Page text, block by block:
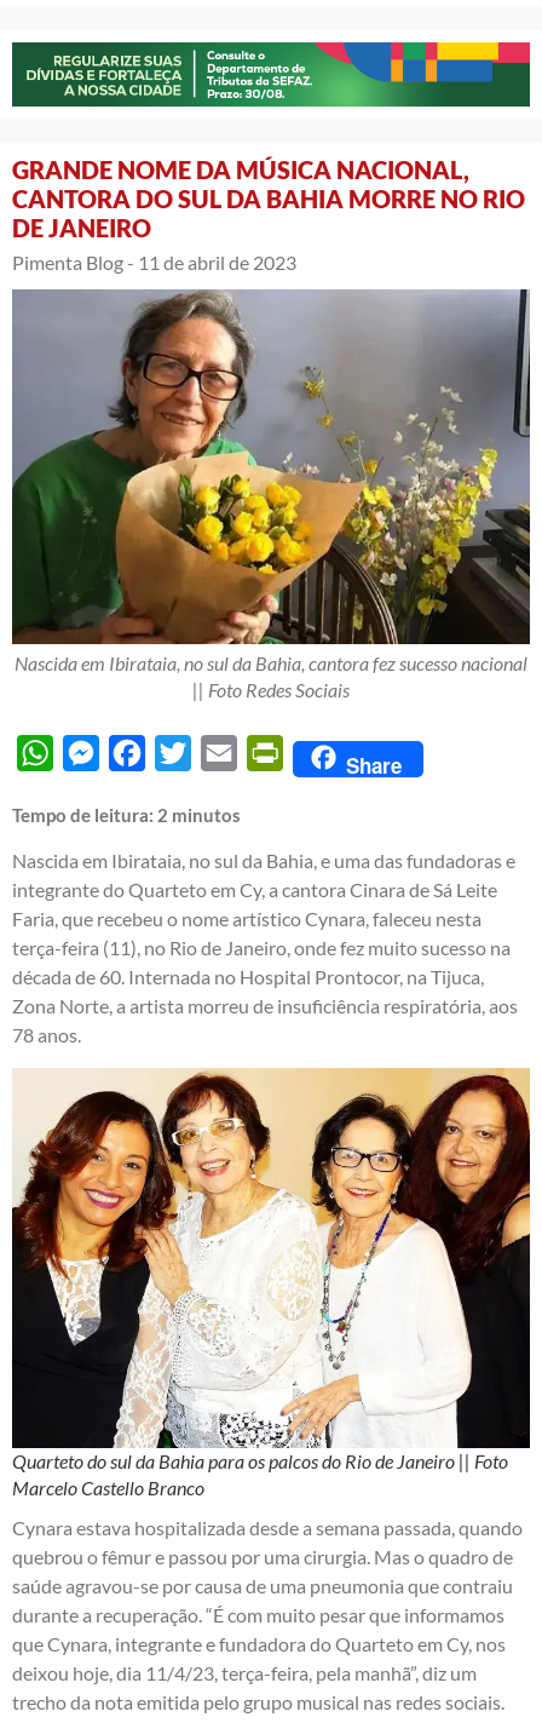
GRANDE NOME DA MÚSICA NACIONAL,
CANTORA DO SUL DA BAHIA MORRE NO RIO
DE JANEIRO
Pimenta Blog - 11 de abril de 2023
Nascida em Ibirataia, no sul da Bahia, cantora fez sucesso nacional
|| Foto Redes Sociais
WhatsAppMessengerFacebook
Twitter Email PrintFriendly
Share
Tempo de leitura: 2 minutos
Nascida em Ibirataia, no sul da Bahia, e uma das fundadoras e
integrante do Quarteto em Cy, a cantora Cinara de Sá Leite
Faria, que recebeu o nome artístico Cynara, faleceu nesta
terça-feira (11), no Rio de Janeiro, onde fez muito sucesso na
década de 60. Internada no Hospital Prontocor, na Tijuca,
Zona Norte, a artista morreu de insuficiência respiratória, aos
78 anos.
Quarteto do sul da Bahia para os palcos do Rio de Janeiro || Foto
Marcelo Castello Branco
Cynara estava hospitalizada desde a semana passada, quando
quebrou o fêmur e passou por uma cirurgia. Mas o quadro de
saúde agravou-se por causa de uma pneumonia que contraiu
durante a recuperação. “É com muito pesar que informamos
que Cynara, integrante e fundadora do Quarteto em Cy, nos
deixou hoje, dia 11/4/23, terça-feira, pela manhã”, diz um
trecho da nota emitida pelo grupo musical nas redes sociais.